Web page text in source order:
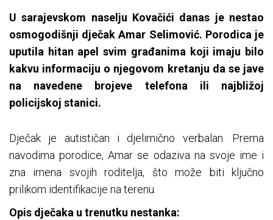
U sarajevskom naselju Kovačići danas je nestao
osmogodišnji dječak Amar Selimović. Porodica je
uputila hitan apel svim građanima koji imaju bilo
kakvu informaciju o njegovom kretanju da se jave
na navedene brojeve telefona ili najbližoj
policijskoj stanici.
Dječak je autističan i djelimično verbalan. Prema
navodima porodice, Amar se odaziva na svoje ime i
zna imena svojih roditelja, što može biti ključno
prilikom identifikacije na terenu.
Opis dječaka u trenutku nestanka: